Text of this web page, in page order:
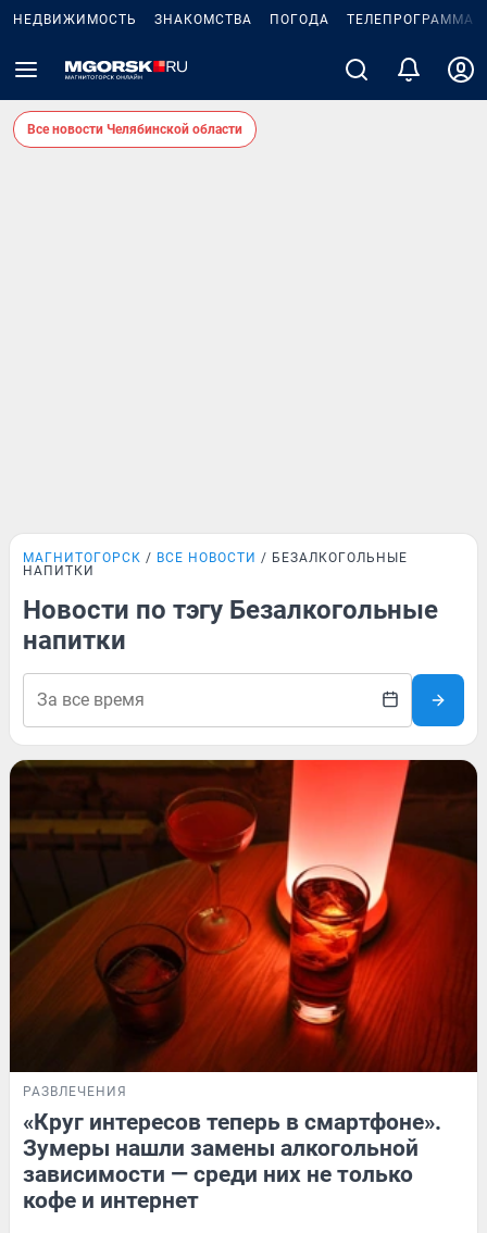
НЕДВИЖИМОСТЬ ЗНАКОМСТВА ПОГОДА ТЕЛЕПРОГРАММА
Все новости Челябинской области
МАГНИТОГОРСК ВСЕ НОВОСТИ
БЕЗАЛКОГОЛЬНЫЕ
НАПИТКИ
Новости по тэгу Безалкогольные
напитки
РАЗВЛЕЧЕНИЯ
«Круг интересов теперь в смартфоне».
Зумеры нашли замены алкогольной
зависимости — среди них не только
кофе и интернет